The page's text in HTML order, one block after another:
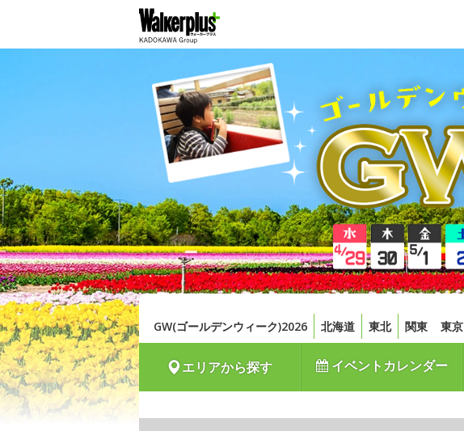
GW(ゴールデンウィーク)2026 北海道 東北 関東 東京
エリアから探す イベントカレンダー